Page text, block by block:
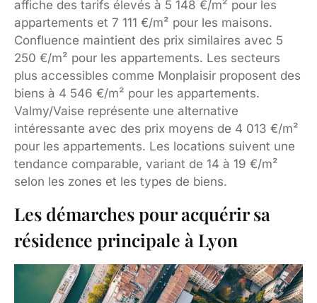
affiche des tarifs élevés à 5 148 €/m² pour les
appartements et 7 111 €/m² pour les maisons.
Confluence maintient des prix similaires avec 5
250 €/m² pour les appartements. Les secteurs
plus accessibles comme Monplaisir proposent des
biens à 4 546 €/m² pour les appartements.
Valmy/Vaise représente une alternative
intéressante avec des prix moyens de 4 013 €/m²
pour les appartements. Les locations suivent une
tendance comparable, variant de 14 à 19 €/m²
selon les zones et les types de biens.
Les démarches pour acquérir sa
résidence principale à Lyon